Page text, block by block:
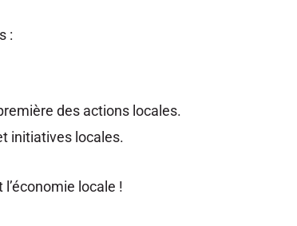
:
des actions locales.
initiatives locales.
locale !